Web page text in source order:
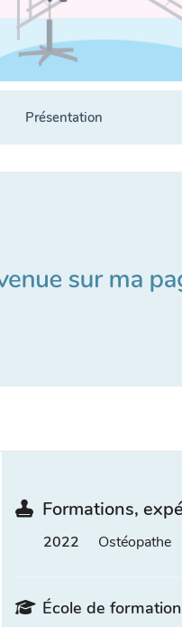
Présentation
Formations,
2022 Ostéopathe
École de formation